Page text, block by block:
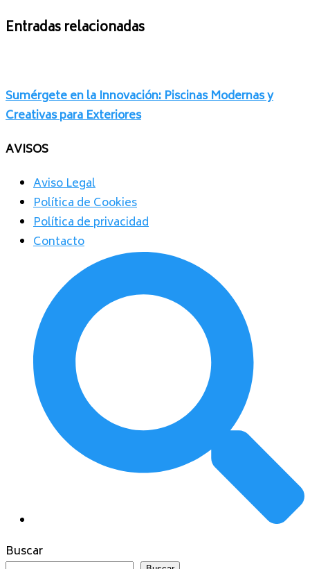
Entradas relacionadas
Sumérgete en la Innovación: Piscinas Modernas y
Creativas para Exteriores
AVISOS
Aviso Legal
Política de Cookies
Política de privacidad
Contacto
Buscar